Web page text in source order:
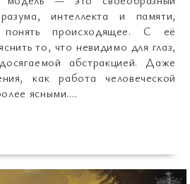
интеллекта и памяти,
понять происходящее. С её
то, что невидимо для глаз,
абстракцией. Даже
как работа человеческой
ясными.…